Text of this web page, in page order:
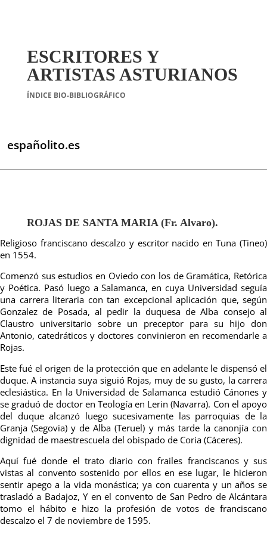
ESCRITORES Y
ARTISTAS ASTURIANOS
ÍNDICE BIO-BIBLIOGRÁFICO
españolito.es
ROJAS DE SANTA MARIA (Fr. Alvaro).
Religioso franciscano descalzo y escritor nacido en Tuna (Tineo)
en 1554.
Comenzó sus estudios en Oviedo con los de Gramática, Retórica
y Poética. Pasó luego a Salamanca, en cuya Universidad seguía
una carrera literaria con tan excepcional aplicación que, según
Gonzalez de Posada, al pedir la duquesa de Alba consejo al
Claustro universitario sobre un preceptor para su hijo don
Antonio, catedráticos y doctores convinieron en recomendarle a
Rojas.
Este fué el origen de la protección que en adelante le dispensó el
duque. A instancia suya siguió Rojas, muy de su gusto, la carrera
eclesiástica. En la Universidad de Salamanca estudió Cánones y
se graduó de doctor en Teología en Lerin (Navarra). Con el apoyo
del duque alcanzó luego sucesivamente las parroquias de la
Granja (Segovia) y de Alba (Teruel) y más tarde la canonjía con
dignidad de maestrescuela del obispado de Coria (Cáceres).
Aquí fué donde el trato diario con frailes franciscanos y sus
vistas al convento sostenido por ellos en ese lugar, le hicieron
sentir apego a la vida monástica; ya con cuarenta y un años se
trasladó a Badajoz, Y en el convento de San Pedro de Alcántara
tomo el hábito e hizo la profesión de votos de franciscano
descalzo el 7 de noviembre de 1595.